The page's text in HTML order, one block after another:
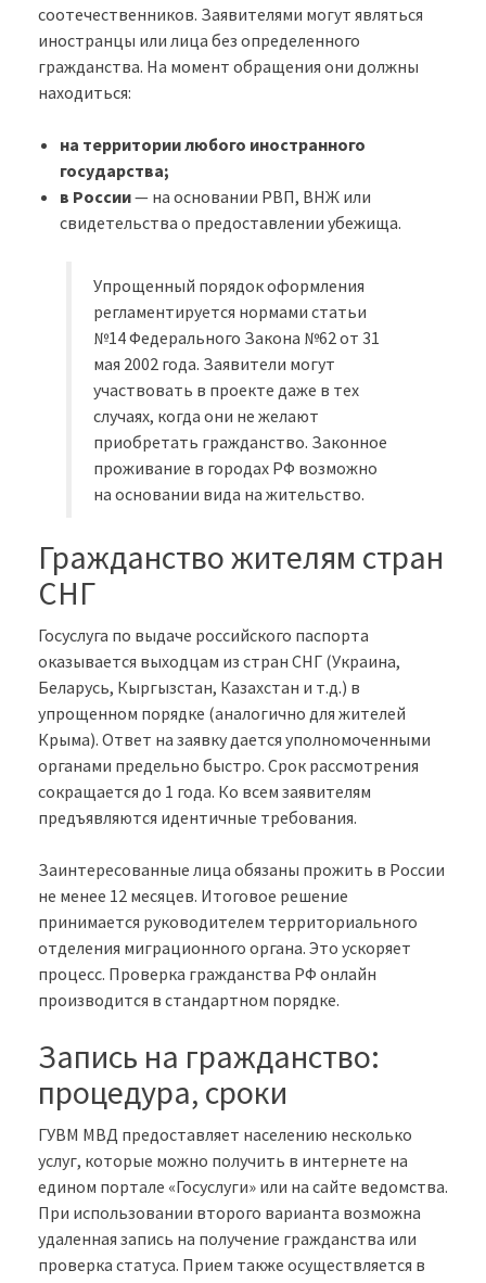
соотечественников. Заявителями могут являться
иностранцы или лица без определенного
гражданства. На момент обращения они должны
находиться:
на территории любого иностранного
государства;
в России— на основании РВП, ВНЖ или
свидетельства о предоставлении убежища.
Упрощенный порядок оформления
регламентируется нормами статьи
№14 Федерального Закона №62 от 31
мая 2002 года. Заявители могут
участвовать в проекте даже в тех
случаях, когда они не желают
приобретать гражданство. Законное
проживание в городах РФ возможно
на основании вида на жительство.
Гражданство жителям стран
СНГ
Госуслуга по выдаче российского паспорта
оказывается выходцам из стран СНГ (Украина,
Беларусь, Кыргызстан, Казахстан и т.д.) в
упрощенном порядке (аналогично для жителей
Крыма). Ответ на заявку дается уполномоченными
органами предельно быстро. Срок рассмотрения
сокращается до 1 года. Ко всем заявителям
предъявляются идентичные требования.
Заинтересованные лица обязаны прожить в России
не менее 12 месяцев. Итоговое решение
принимается руководителем территориального
отделения миграционного органа. Это ускоряет
процесс. Проверка гражданства РФ онлайн
производится в стандартном порядке.
Запись на гражданство:
процедура, сроки
ГУВМ МВД предоставляет населению несколько
услуг, которые можно получить в интернете на
едином портале «Госуслуги» или на сайте ведомства.
При использовании второго варианта возможна
удаленная запись на получение гражданства или
проверка статуса. Прием также осуществляется в